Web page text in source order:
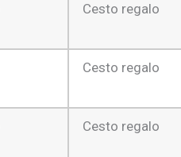
Cesto regalo
Cesto regalo
Cesto regalo